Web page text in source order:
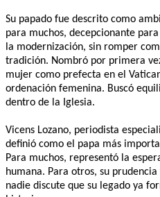
Su papado fue descrito como
para muchos, decepcionante
la modernización, sin romper
tradición. Nombró por primera
mujer como prefecta en el
ordenación femenina. Buscó
dentro de la Iglesia.
Vicens Lozano, periodista
definió como el papa más
Para muchos, representó la
humana. Para otros, su
nadie discute que su legado ya